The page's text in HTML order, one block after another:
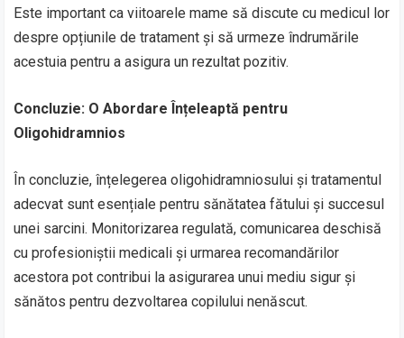
Este important ca viitoarele mame să discute cu medicul lor
despre opțiunile de tratament și să urmeze îndrumările
acestuia pentru a asigura un rezultat pozitiv.
Concluzie: O Abordare Înțeleaptă pentru
Oligohidramnios
În concluzie, înțelegerea oligohidramniosului și tratamentul
adecvat sunt esențiale pentru sănătatea fătului și succesul
unei sarcini. Monitorizarea regulată, comunicarea deschisă
cu profesioniștii medicali și urmarea recomandărilor
acestora pot contribui la asigurarea unui mediu sigur și
sănătos pentru dezvoltarea copilului nenăscut.